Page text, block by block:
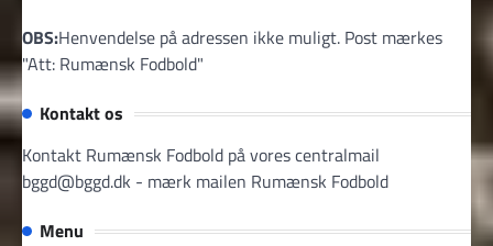
OBS:Henvendelse på adressen ikke muligt. Post mærkes
"Att: Rumænsk Fodbold"
Kontakt os
Kontakt Rumænsk Fodbold på vores centralmail
bggd@bggd.dk - mærk mailen Rumænsk Fodbold
Menu